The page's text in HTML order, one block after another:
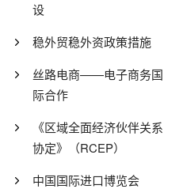
设
稳外贸稳外资政策措施
丝路电商——电子商务国
际合作
《区域全面经济伙伴关系
协定》（RCEP）
中国国际进口博览会